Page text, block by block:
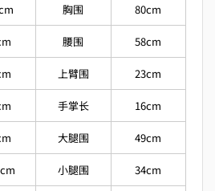
胸围 80cm
腰围 58cm
上臂围 23cm
手掌长 16cm
大腿围 49cm
小腿围 34cm